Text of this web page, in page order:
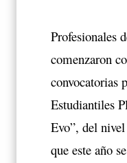
Profesionales
comenzaron
convocatorias
Estudiantiles
Evo”, del
que este año